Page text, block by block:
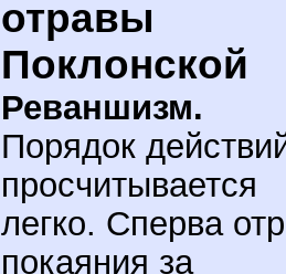
отравы
Поклонской
Реваншизм.
Порядок
просчитывается
легко. Сперва
покаяния за